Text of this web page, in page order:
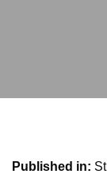
Published in:
Previous
Next